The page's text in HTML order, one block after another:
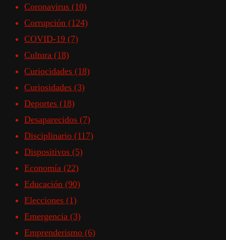
Coronavirus (10)
Corrupción (124)
COVID-19 (7)
Cultura (18)
Curiocidades (18)
Curiosidades (3)
Deportes (18)
Desaparecidos (7)
Disciplinario (117)
Dispositivos (5)
Economía (22)
Educación (90)
Elecciones (1)
Emergencia (3)
Emprenderismo (6)